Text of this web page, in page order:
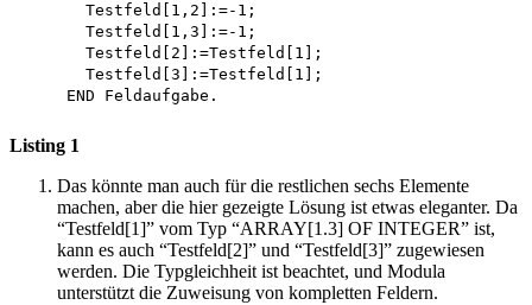
       Testfeld[1,2]:=-1;
       Testfeld[1,3]:=-1;
       Testfeld[2]:=Testfeld[1];
       Testfeld[3]:=Testfeld[1];
Listing 1
Das könnte man auch für die restlichen sechs Elemente
machen, aber die hier gezeigte Lösung ist etwas eleganter. Da
“Testfeld[1]” vom Typ “ARRAY[1.3] OF INTEGER” ist,
kann es auch “Testfeld[2]” und “Testfeld[3]” zugewiesen
werden. Die Typgleichheit ist beachtet, und Modula
unterstützt die Zuweisung von kompletten Feldern.